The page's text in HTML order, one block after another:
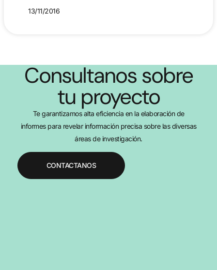
13/11/2016
Consultanos sobre
tu proyecto
Te garantizamos alta eficiencia en la elaboración de
informes para revelar información precisa sobre las diversas
áreas de investigación.
CONTACTANOS